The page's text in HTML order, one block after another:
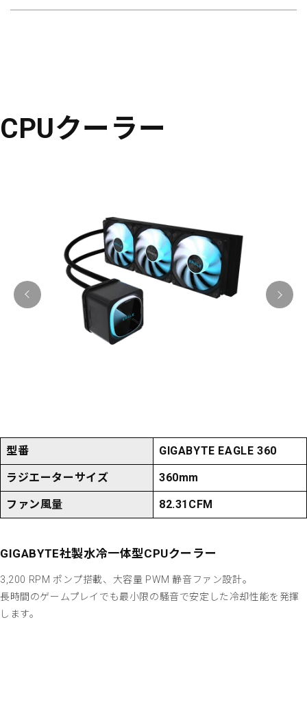
CPUクーラー
型番 GIGABYTE EAGLE 360
ラジエーターサイズ 360mm
ファン風量 82.31CFM
GIGABYTE社製水冷一体型CPUクーラー
3,200 RPM ポンプ搭載、大容量 PWM 静音ファン設計。
長時間のゲームプレイでも最小限の騒音で安定した冷却性能を発揮
します。